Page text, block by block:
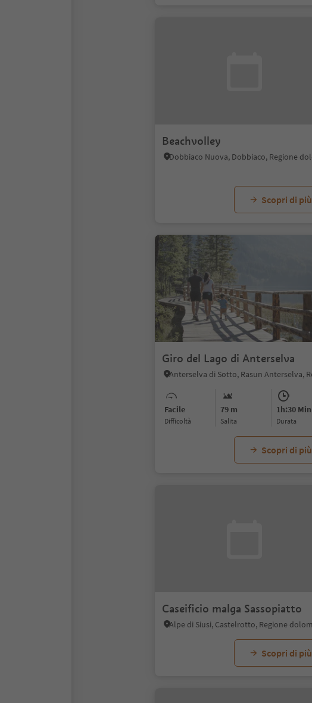
Beachvolley
Scopri di più
Giro del Lago di Anterselva
Facile
Difficoltà
79 m
Salita
1h:30 Min
durata
Scopri di più
Caseificio malga Sassopiatto
Scopri di più